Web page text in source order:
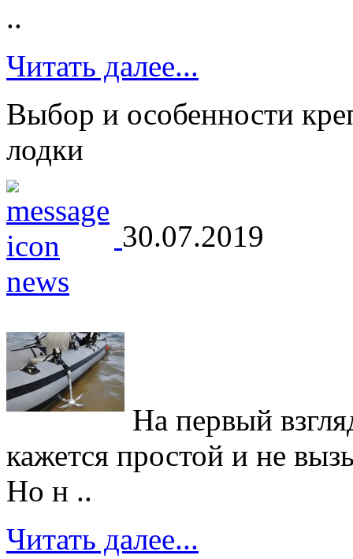
..
Читать далее...
Выбор и особенности
лодки
30.07.2019
На первый
кажется простой и не
Но н ..
Читать далее...